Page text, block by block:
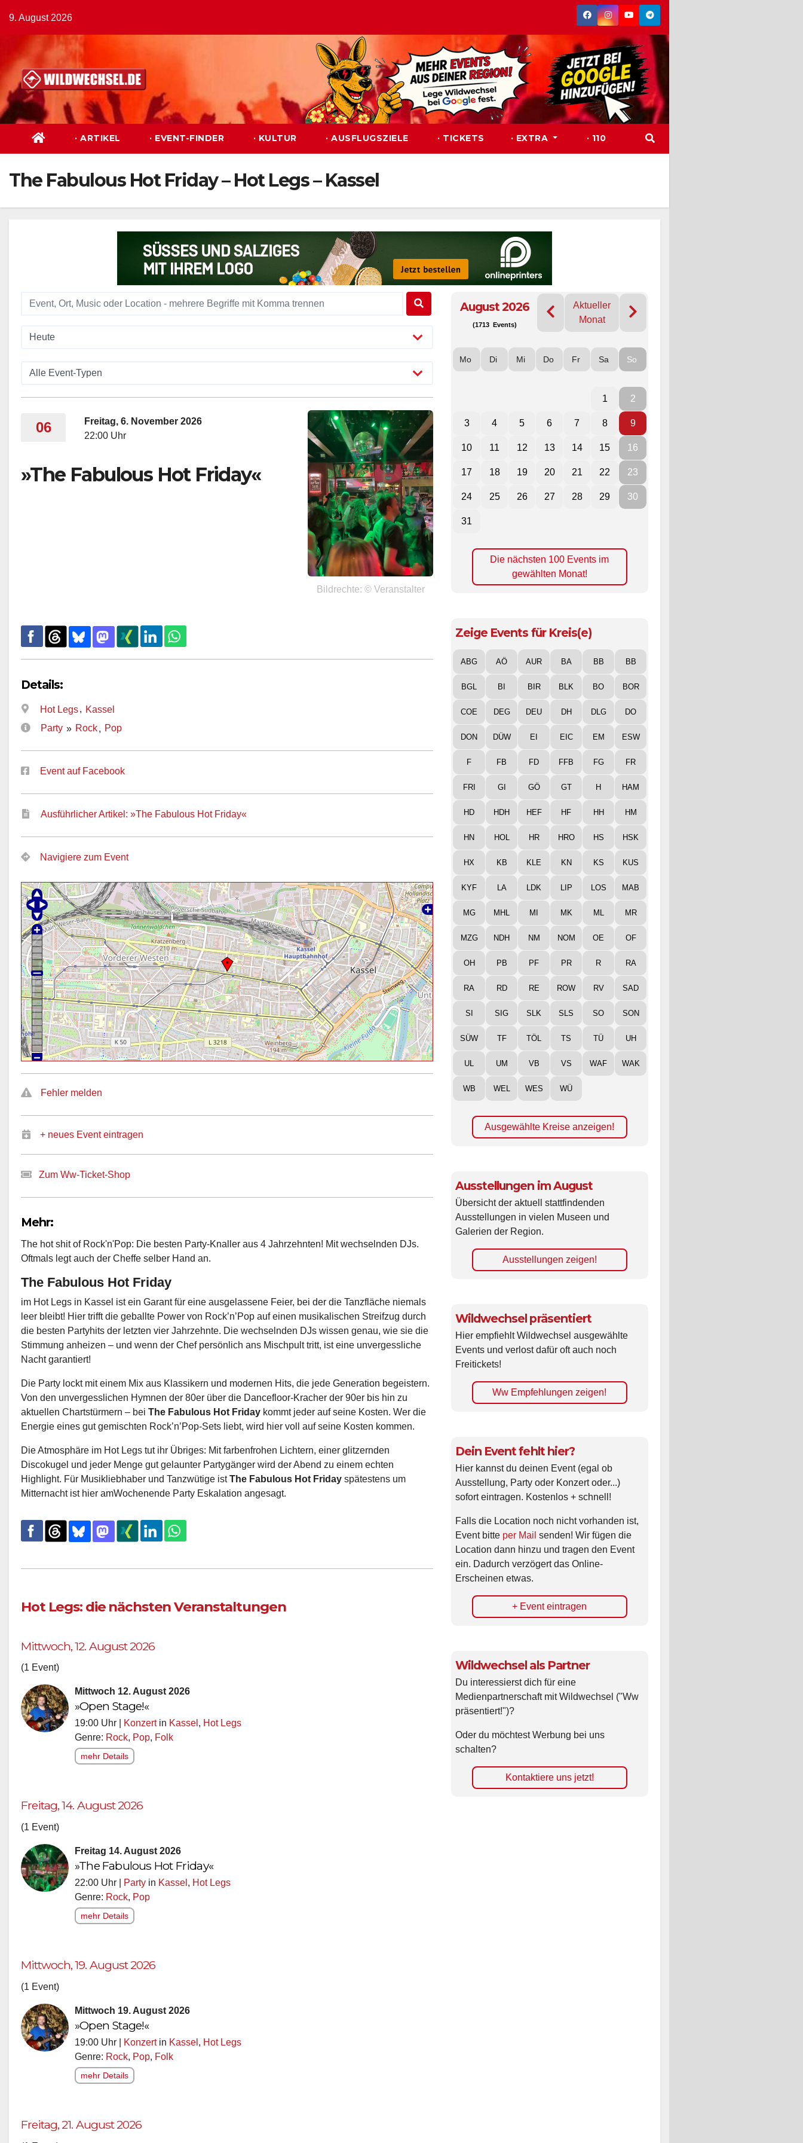
Inhalt
springen
9. August 2026
· ARTIKEL · EVENT-FINDER · KULTUR · AUSFLUGSZIELE · TICKETS · EXTRA · 110
The Fabulous Hot Friday – Hot Legs – Kassel
06
Freitag, 6. November 2026
22:00 Uhr
»The Fabulous Hot Friday«
Bildrechte: © Veranstalter
Details:
Hot Legs, Kassel
Party » Rock, Pop
Event auf Facebook
Ausführlicher Artikel: »The Fabulous Hot Friday«
Navigiere zum Event
Fehler melden
+ neues Event eintragen
Zum Ww-Ticket-Shop
Mehr:
The hot shit of Rock'n'Pop: Die besten Party-Knaller aus 4 Jahrzehnten! Mit wechselnden DJs.
Oftmals legt auch der Cheffe selber Hand an.
The Fabulous Hot Friday
im Hot Legs in Kassel ist ein Garant für eine ausgelassene Feier, bei der die Tanzfläche niemals
leer bleibt! Hier trifft die geballte Power von Rock’n’Pop auf einen musikalischen Streifzug durch
die besten Partyhits der letzten vier Jahrzehnte. Die wechselnden DJs wissen genau, wie sie die
Stimmung anheizen – und wenn der Chef persönlich ans Mischpult tritt, ist eine unvergessliche
Nacht garantiert!
Die Party lockt mit einem Mix aus Klassikern und modernen Hits, die jede Generation begeistern.
Von den unvergesslichen Hymnen der 80er über die Dancefloor-Kracher der 90er bis hin zu
aktuellen Chartstürmern – bei The Fabulous Hot Friday kommt jeder auf seine Kosten. Wer die
Energie eines gut gemischten Rock’n’Pop-Sets liebt, wird hier voll auf seine Kosten kommen.
Die Atmosphäre im Hot Legs tut ihr Übriges: Mit farbenfrohen Lichtern, einer glitzernden
Discokugel und jeder Menge gut gelaunter Partygänger wird der Abend zu einem echten
Highlight. Für Musikliebhaber und Tanzwütige ist The Fabulous Hot Friday spätestens um
Mitternacht ist hier amWochenende Party Eskalation angesagt.
Hot Legs: die nächsten Veranstaltungen
Mittwoch, 12. August 2026
(1 Event)
Mittwoch 12. August 2026
»Open Stage!«
19:00 Uhr | Konzertin Kassel, Hot Legs
Genre: Rock, Pop, Folk
mehr Details
Freitag, 14. August 2026
(1 Event)
Freitag 14. August 2026
»The Fabulous Hot Friday«
22:00 Uhr | Party in Kassel, Hot Legs
Genre: Rock, Pop
mehr Details
Mittwoch, 19. August 2026
(1 Event)
Mittwoch 19. August 2026
»Open Stage!«
19:00 Uhr | Konzertin Kassel, Hot Legs
Genre: Rock, Pop, Folk
mehr Details
Freitag, 21. August 2026
August 2026
(1713 Events)
Aktueller
Monat
Mo Di Mi Do Fr Sa So
1 2
3 4 5 6 7 8 9
10 11 12 13 14 15 16
17 18 19 20 21 22 23
24 25 26 27 28 29 30
31
Die nächsten 100 Events im
gewählten Monat!
Zeige Events für Kreis(e)
ABG AÖ AUR BA BB BB
BGL BI BIR BLK BO BOR
COE DEG DEU DH DLG DO
DON DÜW EI EIC EM ESW
F FB FD FFB FG FR
FRI GI GÖ GT H HAM
HD HDH HEF HF HH HM
HN HOL HR HRO HS HSK
HX KB KLE KN KS KUS
KYF LA LDK LIP LOS MAB
MG MHL MI MK ML MR
MZG NDH NM NOM OE OF
OH PB PF PR R RA
RA RD RE ROW RV SAD
SI SIG SLK SLS SO SON
SÜW TF TÖL TS TÜ UH
UL UM VB VS WAF WAK
WB WEL WES WÜ
Ausgewählte Kreise anzeigen!
Ausstellungen im August
Übersicht der aktuell stattfindenden
Ausstellungen in vielen Museen und
Galerien der Region.
Ausstellungen zeigen!
Wildwechsel präsentiert
Hier empfiehlt Wildwechsel ausgewählte
Events und verlost dafür oft auch noch
Freitickets!
Ww Empfehlungen zeigen!
Dein Event fehlt hier?
Hier kannst du deinen Event (egal ob
Ausstellung, Party oder Konzert oder...)
sofort eintragen. Kostenlos + schnell!
Falls die Location noch nicht vorhanden ist,
Event bitte per Mail senden! Wir fügen die
Location dann hinzu und tragen den Event
ein. Dadurch verzögert das Online-
Erscheinen etwas.
+ Event eintragen
Wildwechsel als Partner
Du interessierst dich für eine
Medienpartnerschaft mit Wildwechsel ("Ww
präsentiert!")?
Oder du möchtest Werbung bei uns
schalten?
Kontaktiere uns jetzt!